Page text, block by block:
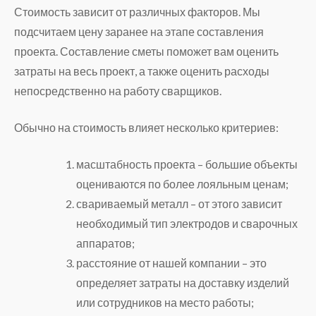
Стоимость зависит от различных факторов. Мы
подсчитаем цену заранее на этапе составления
проекта. Составление сметы поможет вам оценить
затраты на весь проект, а также оценить расходы
непосредственно на работу сварщиков.
Обычно на стоимость влияет несколько критериев:
масштабность проекта – большие объекты
оцениваются по более лояльным ценам;
свариваемый металл – от этого зависит
необходимый тип электродов и сварочных
аппаратов;
расстояние от нашей компании – это
определяет затраты на доставку изделий
или сотрудников на место работы;